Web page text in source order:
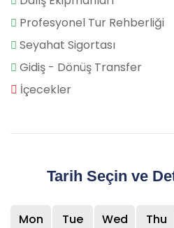
Profesyonel Tur Rehberliği
Seyahat Sigortası
Gidiş - Dönüş Transfer
İçecekler
Tarih Seçin ve
Mon Tue Wed Thu